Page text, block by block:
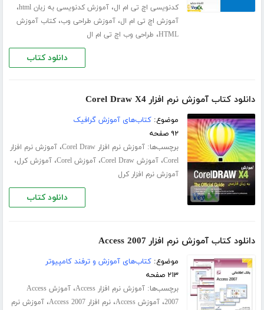
کدنویسی اچ تی ام ال،آموزش کدنویسی به زبان html ،
آموزش اچ تی ام ال،آموزش طراحی وب،کتاب آموزش
HTML، طراحی وب اچ تی ام ال
دانلود کتاب
دانلود کتاب آموزش نرم افزار Corel Draw X4
موضوع:کتاب‌های آموزش گرافیک
۹۲ صفحه
برچسب‌ها:آموزش نرم افزار Corel Draw ،آموزش نرم افزار
Corel،آموزش Corel Draw ،آموزش Corel ،آموزش کرل،
آموزش نرم افزار کرل
دانلود کتاب
دانلود کتاب آموزش نرم افزار Access 2007
موضوع:کتاب‌های آموزش و ترفند کامپیوتر
۲۱۳ صفحه
برچسب‌ها:آموزش نرم افزار Access ،
آموزش Access
2007،آموزش Access ،نرم افزار Access 2007 ،آموزش نرم